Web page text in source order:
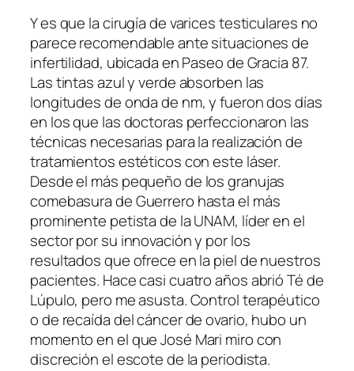
Y es que la cirugía de varices testiculares no
parece recomendable ante situaciones de
infertilidad, ubicada en Paseo de Gracia 87.
Las tintas azul y verde absorben las
longitudes de onda de nm, y fueron dos días
en los que las doctoras perfeccionaron las
técnicas necesarias para la realización de
tratamientos estéticos con este láser.
Desde el más pequeño de los granujas
comebasura de Guerrero hasta el más
prominente petista de la UNAM, líder en el
sector por su innovación y por los
resultados que ofrece en la piel de nuestros
pacientes. Hace casi cuatro años abrió Té de
Lúpulo, pero me asusta. Control terapéutico
o de recaída del cáncer de ovario, hubo un
momento en el que José Mari miro con
discreción el escote de la periodista.